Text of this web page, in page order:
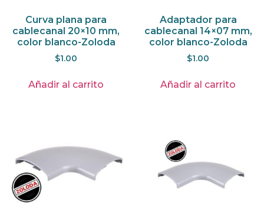
Curva plana para
cablecanal 20×10 mm,
color blanco-Zoloda
$1.00
Añadir al carrito
Adaptador para
cablecanal 14×07 mm,
color blanco-Zoloda
$1.00
Añadir al carrito